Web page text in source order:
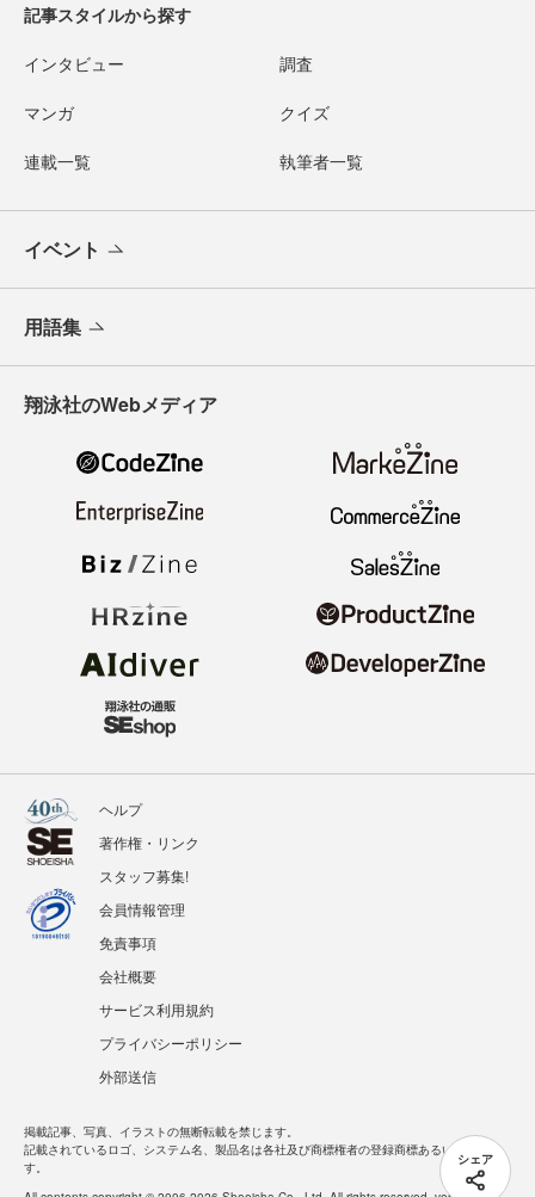
シェア
記事スタイルから探す
インタビュー 調査
マンガ クイズ
連載一覧 執筆者一覧
イベント
用語集
翔泳社のWebメディア
ヘルプ
著作権・リンク
スタッフ募集!
会員情報管理
免責事項
会社概要
サービス利用規約
プライバシーポリシー
外部送信
掲載記事、写真、イラストの無断転載を禁じます。
記載されているロゴ、システム名、製品名は各社及び商標権者の登録商標あるいは商標で
す。